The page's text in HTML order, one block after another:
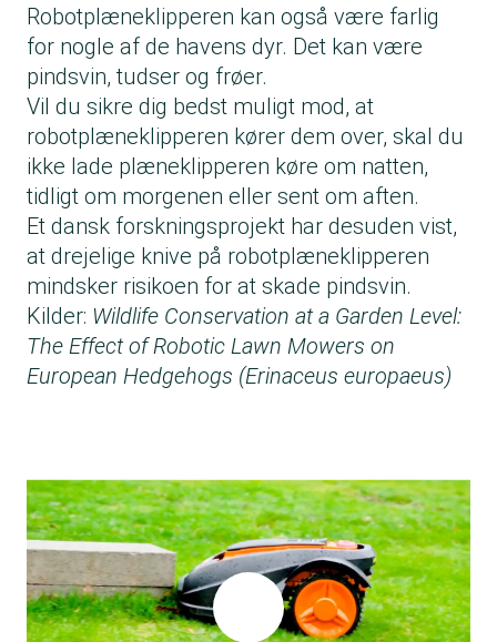
Robotplæneklipperen kan også være farlig
for nogle af de havens dyr. Det kan være
pindsvin, tudser og frøer.
Vil du sikre dig bedst muligt mod, at
robotplæneklipperen kører dem over, skal du
ikke lade plæneklipperen køre om natten,
tidligt om morgenen eller sent om aften.
Et dansk forskningsprojekt har desuden vist,
at drejelige knive på robotplæneklipperen
mindsker risikoen for at skade pindsvin.
Kilder: Wildlife Conservation at a Garden Level:
The Effect of Robotic Lawn Mowers on
European Hedgehogs (Erinaceus europaeus)